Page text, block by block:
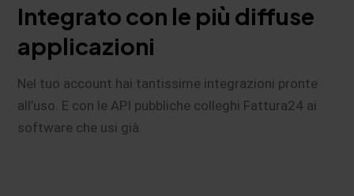
Integrato con le più diffuse
applicazioni
Nel tuo account hai tantissime integrazioni pronte
all’uso. E con le API pubbliche colleghi Fattura24 ai
software che usi già.